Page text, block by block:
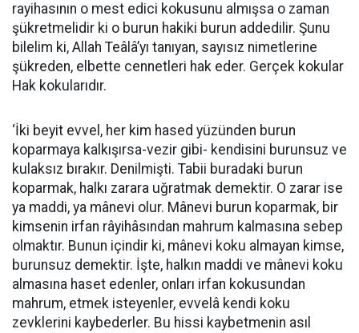
rayihasının o mest edici kokusunu almışsa o zaman
şükretmelidir ki o burun hakiki burun addedilir. Şunu
bilelim ki, Allah Teâlâ’yı tanıyan, sayısız nimetlerine
şükreden, elbette cennetleri hak eder. Gerçek kokular
Hak kokularıdır.
‘İki beyit evvel, her kim hased yüzünden burun
koparmaya kalkışırsa-vezir gibi- kendisini burunsuz ve
kulaksız bırakır. Denilmişti. Tabii buradaki burun
koparmak, halkı zarara uğratmak demektir. O zarar ise
ya maddi, ya mânevi olur. Mânevi burun koparmak, bir
kimsenin irfan râyihâsından mahrum kalmasına sebep
olmaktır. Bunun içindir ki, mânevi koku almayan kimse,
burunsuz demektir. İşte, halkın maddi ve mânevi koku
almasına haset edenler, onları irfan kokusundan
mahrum, etmek isteyenler, evvelâ kendi koku
zevklerini kaybederler. Bu hissi kaybetmenin asıl